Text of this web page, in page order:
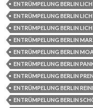
ENTRÜMPELUNG BERLIN
ENTRÜMPELUNG BERLIN
ENTRÜMPELUNG BERLIN
ENTRÜMPELUNG BERLIN
ENTRÜMPELUNG BERLIN
ENTRÜMPELUNG BERLIN
ENTRÜMPELUNG BERLIN
ENTRÜMPELUNG BERLIN
ENTRÜMPELUNG BERLIN